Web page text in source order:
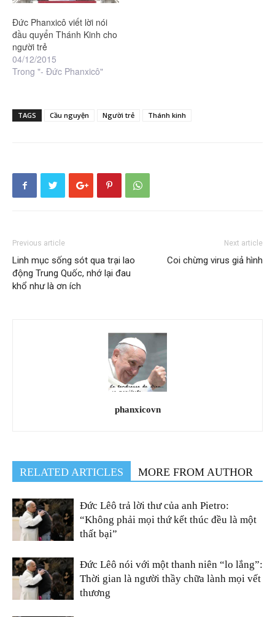
Đức Phanxicô viết lời nói
đầu quyển Thánh Kinh cho
người trẻ
04/12/2015
Trong "- Đức Phanxicô"
TAGS Cầu nguyện Người trẻ Thánh kinh
Previous article
Linh mục sống sót qua trại lao
động Trung Quốc, nhớ lại đau
khổ như là ơn ích
Next article
Coi chừng virus giả hình
phanxicovn
RELATED ARTICLES MORE FROM AUTHOR
Đức Lêô trả lời thư của anh Pietro:
“Không phải mọi thứ kết thúc đều là một
thất bại”
Đức Lêô nói với một thanh niên “lo lắng”:
Thời gian là người thầy chữa lành mọi vết
thương